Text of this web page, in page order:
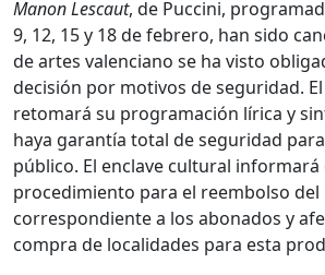
Manon Lescaut, de Puccini,
9, 12, 15 y 18 de febrero, han sido
de artes valenciano se ha visto
decisión por motivos de seguridad.
retomará su programación lírica y
haya garantía total de seguridad
público. El enclave cultural informará
procedimiento para el reembolso
correspondiente a los abonados y
compra de localidades para esta